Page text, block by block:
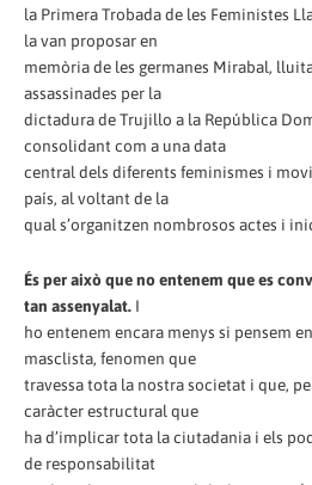
la Primera Trobada de les Feministes
la van proposar en
memòria de les germanes Mirabal,
assassinades per la
dictadura de Trujillo a la República
consolidant com a una data
central dels diferents feminismes i
país, al voltant de la
qual s’organitzen nombrosos actes i
És per això que no entenem que es
tan assenyalat. I
ho entenem encara menys si pensem
masclista, fenomen que
travessa tota la nostra societat i que,
caràcter estructural que
ha d’implicar tota la ciutadania i els
de responsabilitat